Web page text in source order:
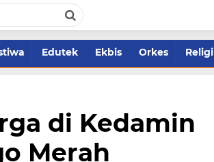
Edutek Ekbis Orkes Religi
di Kedamin
Merah